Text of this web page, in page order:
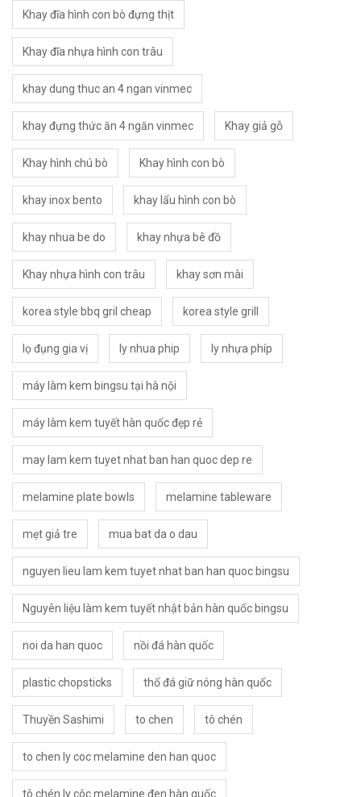
Khay đĩa hình con bò đựng thịt
Khay đĩa nhựa hình con trâu
khay dung thuc an 4 ngan vinmec
khay đựng thức ăn 4 ngăn vinmec Khay giả gỗ
Khay hình chú bò Khay hình con bò
khay inox bento khay lẩu hình con bò
khay nhua be do khay nhựa bê đồ
Khay nhựa hình con trâu khay sơn mài
korea style bbq gril cheap korea style grill
lọ đụng gia vị ly nhua phip ly nhựa phíp
máy làm kem bingsu tại hà nội
máy làm kem tuyết hàn quốc đẹp rẻ
may lam kem tuyet nhat ban han quoc dep re
melamine plate bowls melamine tableware
mẹt giả tre mua bat da o dau
nguyen lieu lam kem tuyet nhat ban han quoc bingsu
Nguyên liệu làm kem tuyết nhật bản hàn quốc bingsu
noi da han quoc nồi đá hàn quốc
plastic chopsticks thố đá giữ nóng hàn quốc
Thuyền Sashimi to chen tô chén
to chen ly coc melamine den han quoc
tô chén ly côc melamine đen hàn quốc